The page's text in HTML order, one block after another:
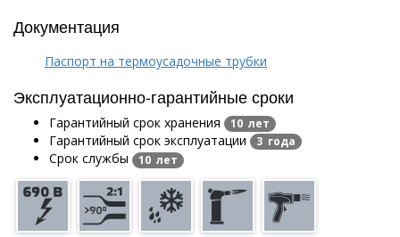
Документация
Паспорт на термоусадочные трубки
Эксплуатационно-гарантийные сроки
Гарантийный срок хранения 10 лет
Гарантийный срок эксплуатации 3 года
Срок службы 10 лет